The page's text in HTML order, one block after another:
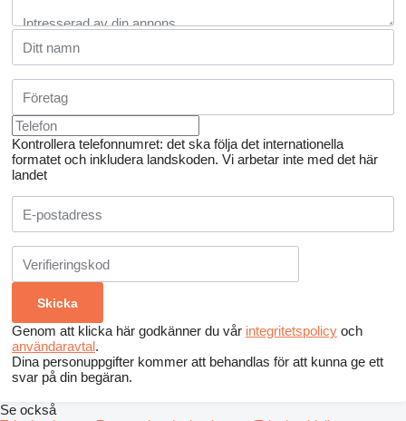
Kontrollera telefonnumret: det ska följa det internationella
formatet och inkludera landskoden. Vi arbetar inte med det här
landet
Genom att klicka här godkänner du vår integritetspolicy och
användaravtal.
Dina personuppgifter kommer att behandlas för att kunna ge ett
svar på din begäran.
Se också